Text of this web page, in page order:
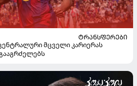
ᲢᲠᲐᲜᲡᲤᲔᲠᲔᲑᲘ
მცველი კარიერას